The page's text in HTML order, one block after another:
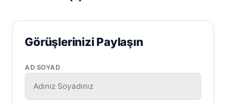
Görüşlerinizi Paylaşın
AD SOYAD